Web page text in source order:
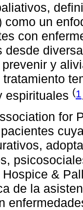
como un
con
desde
y
espirituales (1
for
&
de la